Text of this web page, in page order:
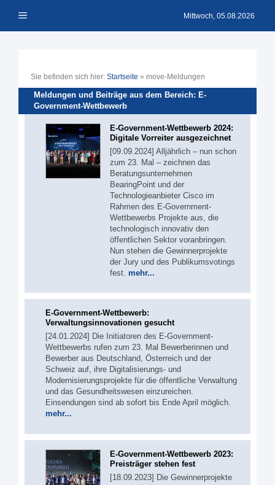
Inhalt Menü Mittwoch, 05.08.2026
Sie befinden sich hier: Startseite » move-Meldungen
Meldungen und Beiträge aus dem Bereich: E-
Government-Wettbewerb
E-Government-Wettbewerb 2024:
Digitale Vorreiter ausgezeichnet
[09.09.2024] Alljährlich – nun schon
zum 23. Mal – zeichnen das
Beratungsunternehmen
BearingPoint und der
Technologieanbieter Cisco im
Rahmen des E-Government-
Wettbewerbs Projekte aus, die
technologisch innovativ den
öffentlichen Sektor voranbringen.
Nun stehen die Gewinnerprojekte
der Jury und des Publikumsvotings
fest. mehr...
E-Government-Wettbewerb:
Verwaltungsinnovationen gesucht
[24.01.2024] Die Initiatoren des E-Government-
Wettbewerbs rufen zum 23. Mal Bewerberinnen und
Bewerber aus Deutschland, Österreich und der
Schweiz auf, ihre Digitalisierungs- und
Modernisierungsprojekte für die öffentliche Verwaltung
und das Gesundheitswesen einzureichen.
Einsendungen sind ab sofort bis Ende April möglich.
mehr...
E-Government-Wettbewerb 2023:
Preisträger stehen fest
[18.09.2023] Die Gewinnerprojekte